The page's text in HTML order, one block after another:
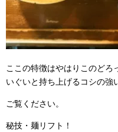
ここの特徴はやはりこのどろ
いぐいと持ち上げるコシの強
ご覧ください。
秘技・麺リフト！